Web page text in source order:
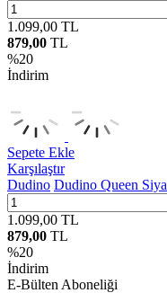
1.099,00 TL
879,00 TL
%20
İndirim
Sepete Ekle
Karşılaştır
Dudino Dudino Queen
1.099,00 TL
879,00 TL
%20
İndirim
E-Bülten Aboneliği